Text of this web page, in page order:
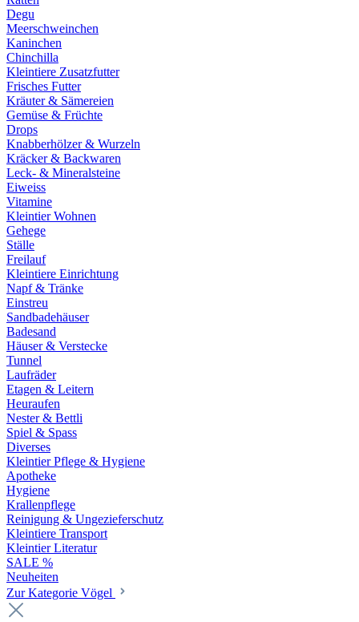
Degu
Meerschweinchen
Kaninchen
Chinchilla
Kleintiere Zusatzfutter
Frisches Futter
Kräuter & Sämereien
Gemüse & Früchte
Drops
Knabberhölzer & Wurzeln
Kräcker & Backwaren
Leck- & Mineralsteine
Eiweiss
Vitamine
Kleintier Wohnen
Gehege
Ställe
Freilauf
Kleintiere Einrichtung
Napf & Tränke
Einstreu
Sandbadehäuser
Badesand
Häuser & Verstecke
Tunnel
Laufräder
Etagen & Leitern
Heuraufen
Nester & Bettli
Spiel & Spass
Diverses
Kleintier Pflege & Hygiene
Apotheke
Hygiene
Krallenpflege
Reinigung & Ungezieferschutz
Kleintiere Transport
Kleintier Literatur
SALE %
Neuheiten
Zur Kategorie Vögel